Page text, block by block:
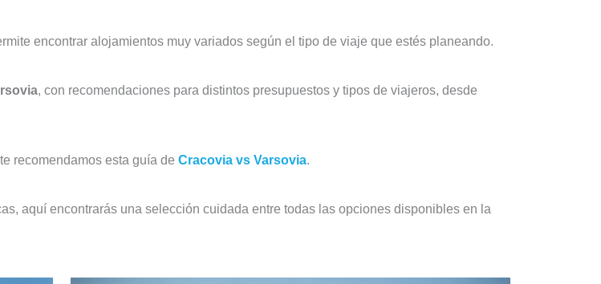
encontrar alojamientos muy variados según el tipo de viaje que estés planeando.
, con recomendaciones para distintos presupuestos y tipos de viajeros, desde
recomendamos esta guía de Cracovia vs Varsovia.
aquí encontrarás una selección cuidada entre todas las opciones disponibles en la